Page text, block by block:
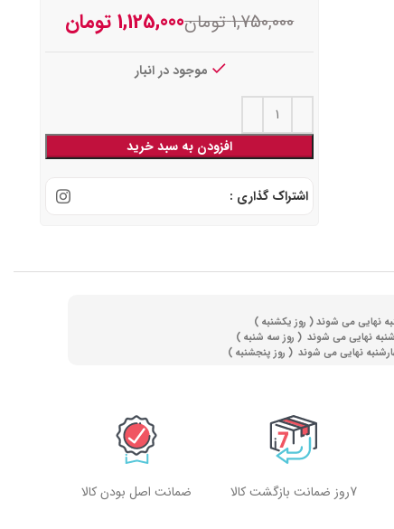
1,750,000 تومان1,125,000 تومان
موجود در انبار
افزودن به سبد خرید
اشتراک گذاری :
( روز یکشنبه )
( روز سه شنبه )
) روز پنجشنبه )
7روز ضمانت بازگشت کالا ضمانت اصل بودن کالا